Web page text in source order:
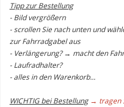
Tipp zur Bestellung
- Bild vergrößern
- scrollen Sie nach unten und
zur Fahrradgabel aus
- Verlängerung? → macht den
- Laufradhalter?
- alles in den Warenkorb...
WICHTIG bei Bestellung → tragen